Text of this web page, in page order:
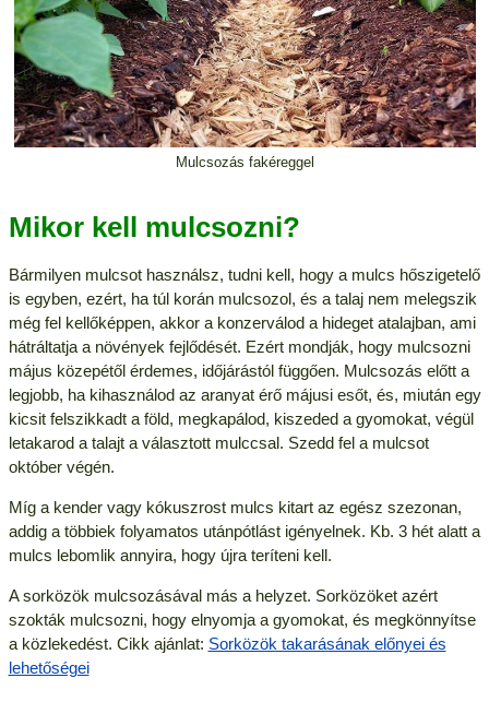
Mulcsozás fakéreggel
Mikor kell mulcsozni?
Bármilyen mulcsot használsz, tudni kell, hogy a mulcs hőszigetelő
is egyben, ezért, ha túl korán mulcsozol, és a talaj nem melegszik
még fel kellőképpen, akkor a konzerválod a hideget atalajban, ami
hátráltatja a növények fejlődését. Ezért mondják, hogy mulcsozni
május közepétől érdemes, időjárástól függően. Mulcsozás előtt a
legjobb, ha kihasználod az aranyat érő májusi esőt, és, miután egy
kicsit felszikkadt a föld, megkapálod, kiszeded a gyomokat, végül
letakarod a talajt a választott mulccsal. Szedd fel a mulcsot
október végén.
Míg a kender vagy kókuszrost mulcs kitart az egész szezonan,
addig a többiek folyamatos utánpótlást igényelnek. Kb. 3 hét alatt a
mulcs lebomlik annyira, hogy újra teríteni kell.
A sorközök mulcsozásával más a helyzet. Sorközöket azért
szokták mulcsozni, hogy elnyomja a gyomokat, és megkönnyítse
a közlekedést. Cikk ajánlat: Sorközök takarásának előnyei és
lehetőségei